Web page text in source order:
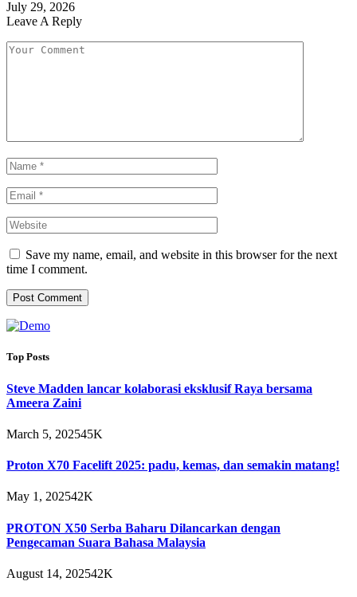
July 29, 2026
Leave A Reply
Save my name, email, and website in this browser for the next
time I comment.
Top Posts
Steve Madden lancar kolaborasi eksklusif Raya bersama
Ameera Zaini
March 5, 202545K
Proton X70 Facelift 2025: padu, kemas, dan semakin matang!
May 1, 202542K
PROTON X50 Serba Baharu Dilancarkan dengan
Pengecaman Suara Bahasa Malaysia
August 14, 202542K